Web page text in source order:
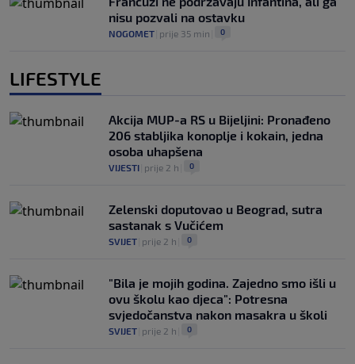
nisu pozvali na ostavku
NOGOMET prije 35 min 0
LIFESTYLE
Akcija MUP-a RS u Bijeljini: Pronađeno
206 stabljika konoplje i kokain, jedna
osoba uhapšena
VIJESTI prije 2 h 0
Zelenski doputovao u Beograd, sutra
sastanak s Vučićem
SVIJET prije 2 h 0
"Bila je mojih godina. Zajedno smo išli u
ovu školu kao djeca": Potresna
svjedočanstva nakon masakra u školi
SVIJET prije 2 h 0